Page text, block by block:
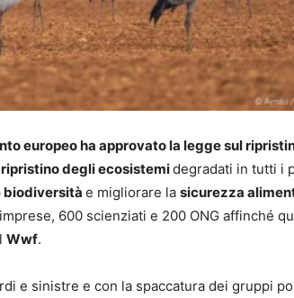
europeo ha approvato la legge sul
ripristino degli ecosistemidegradati in tutti i
biodiversità e migliorare la sicurezza
600 scienziati e 200 ONG affinché
Wwf.
e sinistre e con la spaccatura dei gruppi